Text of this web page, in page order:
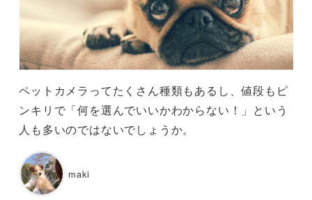
ペットカメラってたくさん種類もあるし、値段もピ
ンキリで「何を選んでいいかわからない！」という
人も多いのではないでしょうか。
maki